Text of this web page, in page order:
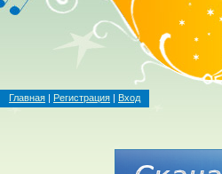
Главная | Регистрация | Вход